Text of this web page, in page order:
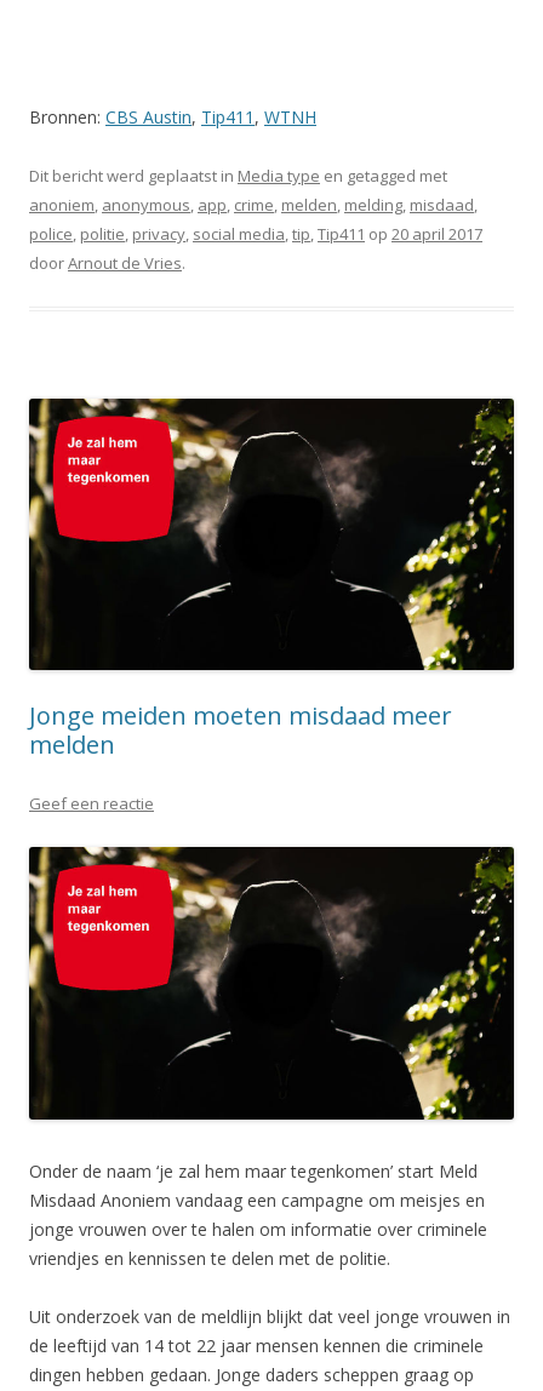
Bronnen: CBS Austin, Tip411 , WTNH
Dit bericht werd geplaatst in Media type en getagged met
anoniem, anonymous, app, crime, melden, melding, misdaad,
police, politie, privacy, social media,tip,Tip411 op 20 april 2017
doorArnout de Vries.
Jonge meiden moeten misdaad meer
melden
Geef een reactie
Onder de naam ‘je zal hem maar tegenkomen’ start Meld
Misdaad Anoniem vandaag een campagne om meisjes en
jonge vrouwen over te halen om informatie over criminele
vriendjes en kennissen te delen met de politie.
Uit onderzoek van de meldlijn blijkt dat veel jonge vrouwen in
de leeftijd van 14 tot 22 jaar mensen kennen die criminele
dingen hebben gedaan. Jonge daders scheppen graag op